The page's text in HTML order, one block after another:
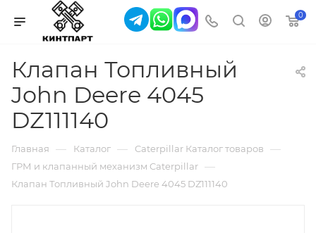
0
Клапан Топливный
John Deere 4045
DZ111140
Главная — Каталог — Caterpillar Каталог товаров —
ГРМ и клапанный механизм Caterpillar —
Клапан Топливный John Deere 4045 DZ111140